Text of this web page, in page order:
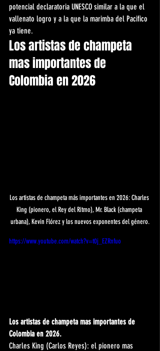
potencial declaratoria UNESCO similar a la que el
vallenato logro y a la que la marimba del Pacifico
ya tiene.
Los artistas de champeta
mas importantes de
Colombia en 2026
Los artistas de champeta más importantes en 2026: Charles
King (pionero, el Rey del Ritmo), Mr. Black (champeta
urbana), Kevin Flórez y los nuevos exponentes del género.
https://www.youtube.com/watch?v=t0j_EZRnfuo
Los artistas de champeta mas importantes de
Colombia en 2026.
Charles King (Carlos Reyes): el pionero mas